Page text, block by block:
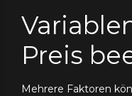
Preis
Mehrere Faktoren